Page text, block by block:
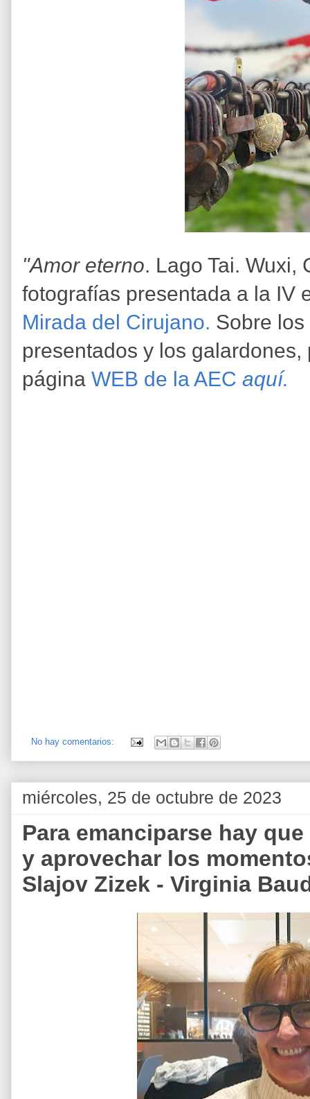
"Amor eterno. Lago Tai. Wuxi,
fotografías presentada a la IV
Mirada del Cirujano. Sobre
presentados y los
página WEB de la AEC aquí.
No hay comentarios:
miércoles, 25 de octubre de 2023
Para emanciparse hay
y aprovechar los
Slajov Zizek - Virginia